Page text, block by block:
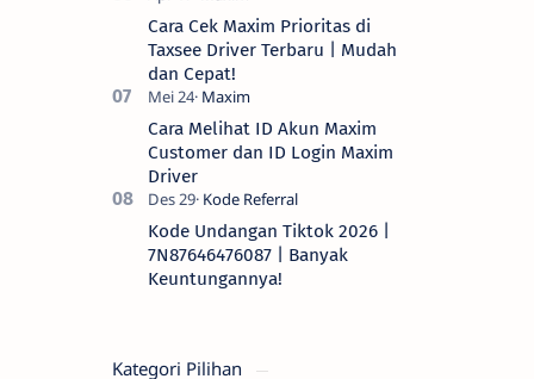
Cara Cek Maxim Prioritas di
Taxsee Driver Terbaru | Mudah
dan Cepat!
Cara Melihat ID Akun Maxim
Customer dan ID Login Maxim
Driver
Kode Undangan Tiktok 2026 |
7N87646476087 | Banyak
Keuntungannya!
Kategori Pilihan